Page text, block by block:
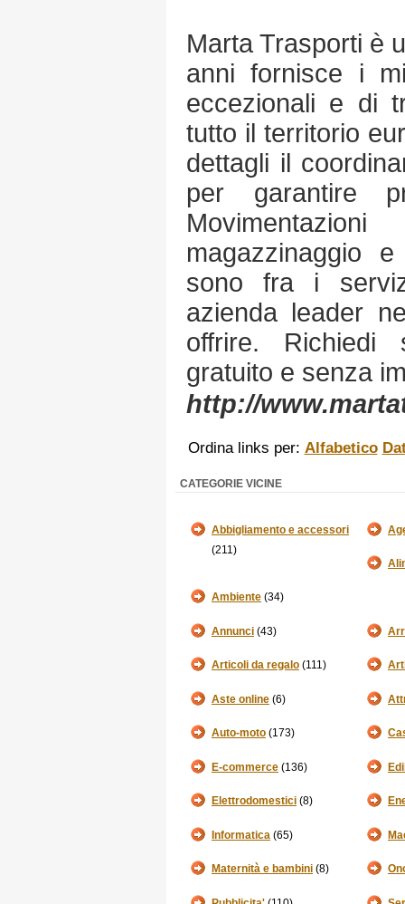
Marta Trasporti è
anni fornisce i
eccezionali e di
tutto il territorio
dettagli il
per garantire
magazzinaggio
sono fra i
azienda leader
offrire.
gratuito e senza
http://
Ordina links per: Alfabetico
CATEGORIE VICINE
Abbigliamento e accessori
(211)
Ambiente (34)
Annunci (43)
Articoli da regalo (111)
Aste online (6)
Auto-moto (173)
E-commerce (136)
Elettrodomestici (8)
Informatica (65)
Maternità e bambini (8)